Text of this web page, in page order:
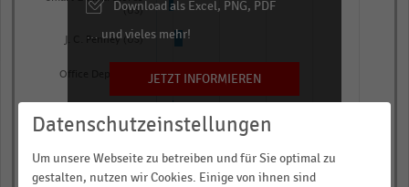
J. C. Penney (US)
(US)
Office Depot (US)
Target Corporation (US)
Download als Excel, PNG, PDF
… und vieles mehr!
JETZT INFORMIEREN
Datenschutzeinstellungen
Um unsere Webseite zu betreiben und für Sie optimal zu
gestalten, nutzen wir Cookies. Einige von ihnen sind